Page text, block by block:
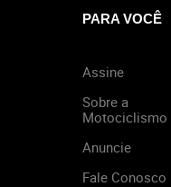
PARA VOCÊ
Assine
Sobre a
Motociclismo
Anuncie
Fale Conosco